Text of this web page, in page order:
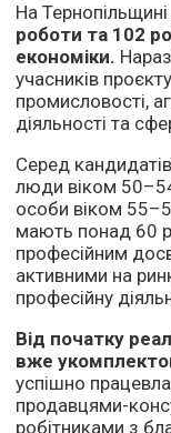
На Тернопільщині
роботи та 102
економіки.
учасників проєкту
промисловості,
діяльності та
Серед
люди віком
особи віком
мають понад 60
професійним
активними на
професійну
Від початку
вже
успішно
продавцями-
робітниками з